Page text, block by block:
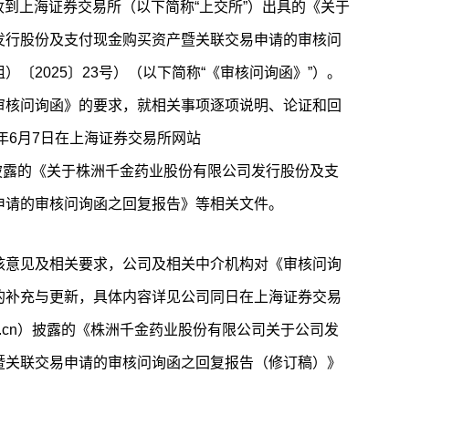
上海证券交易所（以下简称“上交所”）出具的《关于
股份及支付现金购买资产暨关联交易申请的审核问
〔2025〕23号）（以下简称“《审核问询函》”）。
问询函》的要求，就相关事项逐项说明、论证和回
6月7日在上海证券交易所网站
露的《关于株洲千金药业股份有限公司发行股份及支
的审核问询函之回复报告》等相关文件。
见及相关要求，公司及相关中介机构对《审核问询
充与更新，具体内容详见公司同日在上海证券交易
）披露的《株洲千金药业股份有限公司关于公司发
联交易申请的审核问询函之回复报告（修订稿）》